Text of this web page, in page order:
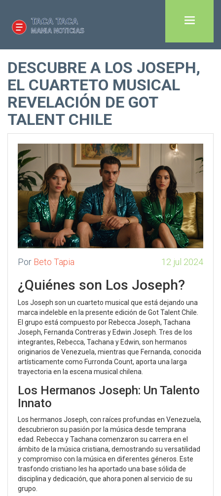
DESCUBRE A LOS JOSEPH,
EL CUARTETO MUSICAL
REVELACIÓN DE GOT
TALENT CHILE
Por Beto Tapia 12 jul 2024
¿Quiénes son Los Joseph?
Los Joseph son un cuarteto musical que está dejando una
marca indeleble en la presente edición de Got Talent Chile.
El grupo está compuesto por Rebecca Joseph, Tachana
Joseph, Fernanda Contreras y Edwin Joseph. Tres de los
integrantes, Rebecca, Tachana y Edwin, son hermanos
originarios de Venezuela, mientras que Fernanda, conocida
artísticamente como Furronda Count, aporta una larga
trayectoria en la escena musical chilena.
Los Hermanos Joseph: Un Talento
Innato
Los hermanos Joseph, con raíces profundas en Venezuela,
descubrieron su pasión por la música desde temprana
edad. Rebecca y Tachana comenzaron su carrera en el
ámbito de la música cristiana, demostrando su versatilidad
y compromiso con la música en diferentes géneros. Este
trasfondo cristiano les ha aportado una base sólida de
disciplina y dedicación, que ahora ponen al servicio de su
grupo.